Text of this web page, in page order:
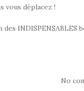
vous déplacez !
No